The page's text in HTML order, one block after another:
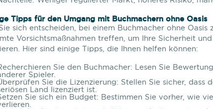
Tipps für den Umgang mit Buchmachern ohne Oasis
sich entscheiden, bei einem Buchmacher ohne Oasis
Vorsichtsmaßnahmen treffen, um Ihre Sicherheit
Hier sind einige Tipps, die Ihnen helfen können:
Sie den Buchmacher: Lesen Sie
Spieler.
Sie die Lizenzierung: Stellen Sie sicher, dass
Land lizenziert ist.
Sie sich ein Budget: Bestimmen Sie vorher, wie